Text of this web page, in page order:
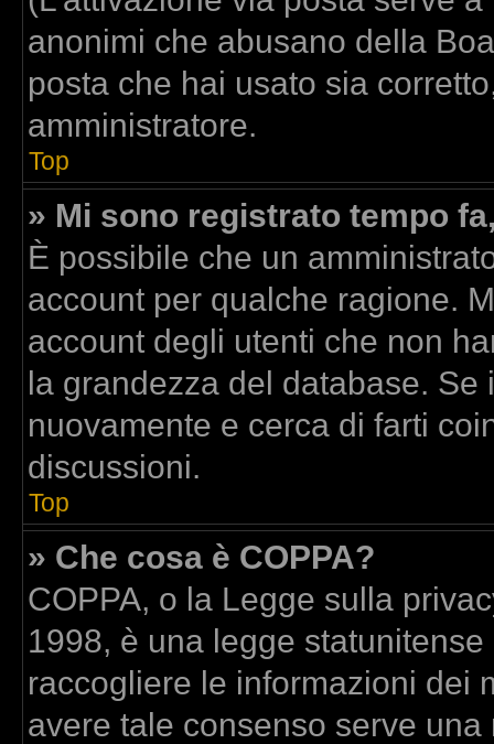
anonimi che abusano della
posta che hai usato sia
amministratore.
Top
» Mi sono registrato tempo
È possibile che un
account per qualche ragione.
account degli utenti che non
la grandezza del database. Se
nuovamente e cerca di farti
discussioni.
Top
» Che cosa è COPPA?
COPPA, o la Legge sulla
1998, è una legge
raccogliere le informazioni dei
avere tale consenso serve